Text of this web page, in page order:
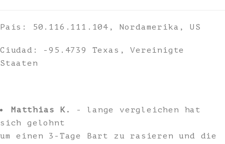
País: 50.116.111.104, Nordamerika, US
Ciudad: -95.4739 Texas, Vereinigte
Staaten
Matthias K.
- lange vergleichen hat
sich gelohnt
um einen 3-Tage Bart zu rasieren und die